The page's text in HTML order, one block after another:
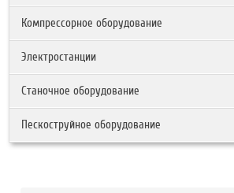
Компрессорное оборудование
Электростанции
Станочное оборудование
Пескоструйное оборудование